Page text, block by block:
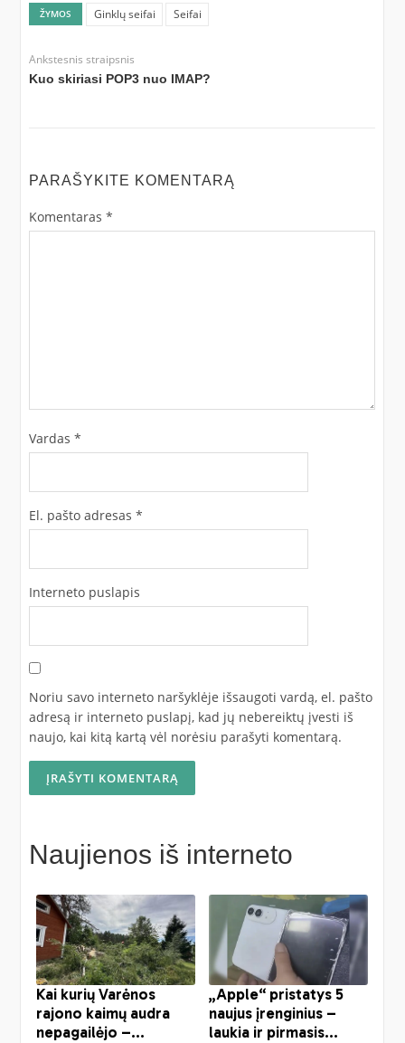
ŽYMOS Ginklų seifai Seifai
Ankstesnis straipsnis
Kuo skiriasi POP3 nuo IMAP?
PARAŠYKITE KOMENTARĄ
Komentaras *
Vardas *
El. pašto adresas *
Interneto puslapis
Noriu savo interneto naršyklėje išsaugoti vardą, el. pašto
adresą ir interneto puslapį, kad jų nebereiktų įvesti iš
naujo, kai kitą kartą vėl norėsiu parašyti komentarą.
Naujienos iš interneto